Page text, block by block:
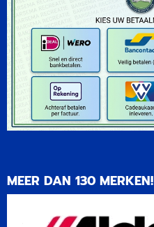
MEER DAN 130 MERKEN!